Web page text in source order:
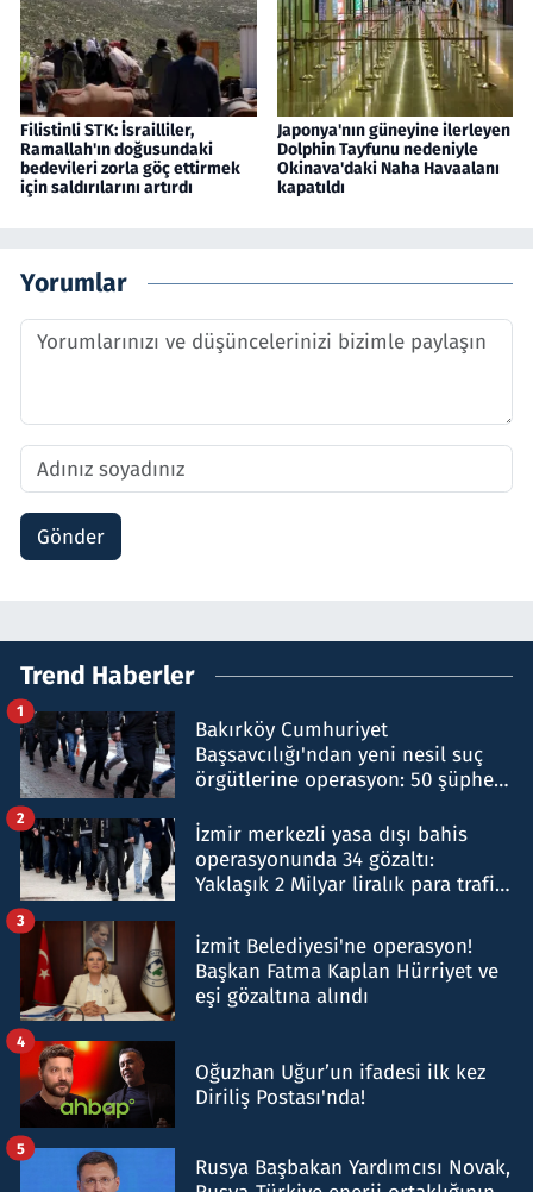
Filistinli STK: İsrailliler,
Ramallah'ın doğusundaki
bedevileri zorla göç ettirmek
için saldırılarını artırdı
Japonya'nın güneyine ilerleyen
Dolphin Tayfunu nedeniyle
Okinava'daki Naha Havaalanı
kapatıldı
Yorumlar
Gönder
Trend Haberler
Bakırköy Cumhuriyet
Başsavcılığı'ndan yeni nesil suç
örgütlerine operasyon: 50 şüpheli
1
İzmir merkezli yasa dışı bahis
operasyonunda 34 gözaltı:
Yaklaşık 2 Milyar liralık para trafiği
2
İzmit Belediyesi'ne operasyon!
Başkan Fatma Kaplan Hürriyet ve
eşi gözaltına alındı
3
Oğuzhan Uğur’un ifadesi ilk kez
Diriliş Postası'nda!
4
Rusya Başbakan Yardımcısı Novak,
5